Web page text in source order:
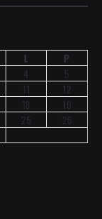
L
P
4
5
11
12
18
19
25
26